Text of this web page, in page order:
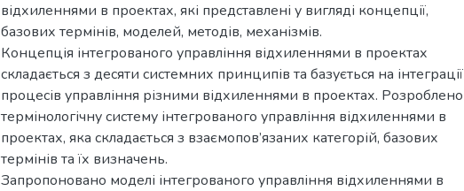
відхиленнями в проектах, які представлені у вигляді концепції,
базових термінів, моделей, методів, механізмів.
Концепція інтегрованого управління відхиленнями в проектах
складається з десяти системних принципів та базується на інтеграції
процесів управління різними відхиленнями в проектах. Розроблено
термінологічну систему інтегрованого управління відхиленнями в
проектах, яка складається з взаємопов’язаних категорій, базових
термінів та їх визначень.
Запропоновано моделі інтегрованого управління відхиленнями в